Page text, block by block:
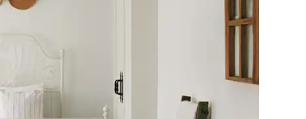
klávesov so šípkami nahor a nadol alebo ich preskúmať pomocou